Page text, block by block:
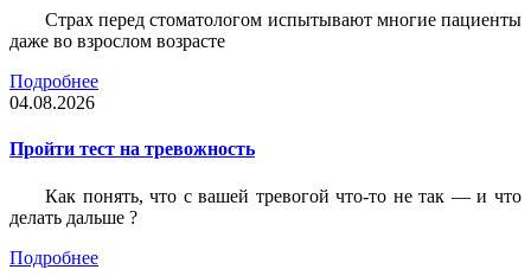
Страх перед стоматологом испытывают многие пациенты
даже во взрослом возрасте
Подробнее
04.08.2026
Пройти тест на тревожность
Как понять, что с вашей тревогой что-то не так — и что
делать дальше ?
Подробнее